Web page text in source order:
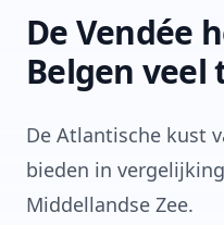
De Vendée
Belgen veel
De Atlantische kust
bieden in
Middellandse Zee.